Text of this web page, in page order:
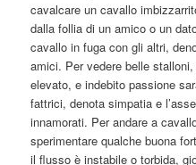
cavalcare un cavallo
dalla follia di un amico o un
cavallo in fuga con gli altri,
amici. Per vedere belle
elevato, e indebito passione
fattrici, denota simpatia e
innamorati. Per andare a
sperimentare qualche buona
il flusso è instabile o torbida,